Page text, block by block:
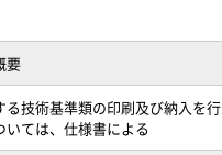
要
る技術基準類の印刷及び納入を
いては、仕様書による